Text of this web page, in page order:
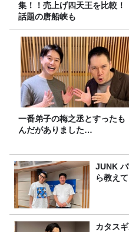
集！！売上げ四天王を比較！
話題の唐船峡も
一番弟子の梅之丞とすったも
んだがありました…
JUNK バナナマン「錦鯉・渡辺隆さんか
ら教え
カタス